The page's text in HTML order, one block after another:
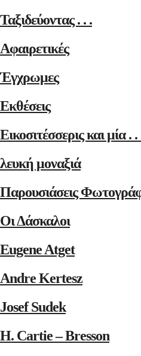
Ταξιδεύοντας . . .
Αφαιρετικές
Έγχρωμες
Εκθέσεις
Εικοσιτέσσερις και μία
λευκή μοναξιά
Παρουσιάσεις
Οι Δάσκαλοι
Eugene Atget
Andre Kertesz
Josef Sudek
H. Cartie – Bresson